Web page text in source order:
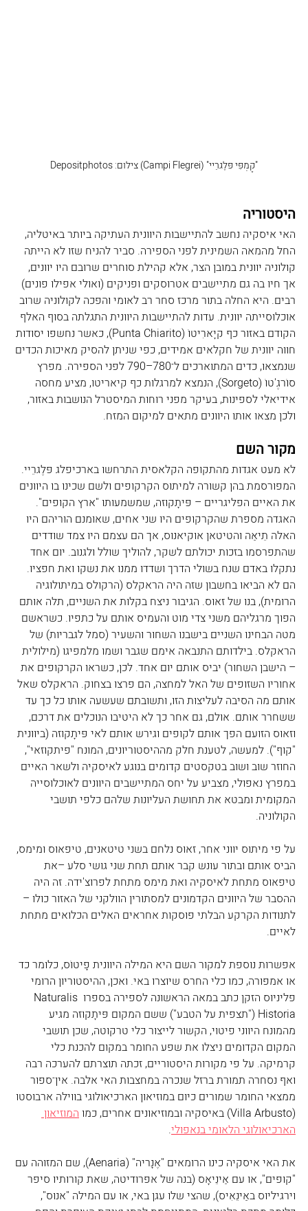
"קָמְפִּי פּלֶגרֵיי" (Campi Flegrei) צילום: Depositphotos
היסטוריה
האי איסקיה נחשב להתיישבות היוונית העתיקה ביותר באיטליה,
החל מהמאה השמינית לפני הספירה. סביר להניח שזו לא הייתה
קולוניה יוונית במובן הצר, אלא קהילת סוחרים שרובם היו יוונים,
אך חיו בה גם מתיישבים אטרוסקים ופניקים (ואולי אפילו פונים)
רבים. היא החלה בתור מרכז סחר רב לאומי והפכה לקולוניה שרוב
אוכלוסייתה יוונית. עדות להתיישבות היוונית התגלתה בסוף האלף
הקודם באזור כף קיָארִיטוֹ (Punta Chiarito), כאשר נחשפו יסודות
חווה יוונית של חקלאים אמידים, כפי שניתן להסיק מאיכות הכדים
שנמצאו, כדים המתוארכים ל־780–790 לפני הספירה. מפרץ
סוֹרגֶ'טוֹ (Sorgeto), הנמצא למרגלות כף קיאריטו, מציע מחסה
אידיאלי לספינות, בעיקר מפני רוחות המיסטרל הנושבות באזור,
ולכן מצאו אותו היוונים מתאים למיקום המזח.
מקור השם
לא מעט אגדות מהתקופה הקלאסית התרחשו בארכיפלג פּלֶגרֵיי.
המפורסמת בהן קשורה למיתוס הקרקופים ולשם שכינו בו היוונים
את האיים הפליגריים – פּיתָקוּזה, שמשמעותו "ארץ הקופים".
האגדה מספרת שהקרקופים היו שני אחים, שאומנם הוריהם היו
האלה תֵיאַה והטיטאן אוקיאנוס, אך הם עצמם היו צמד שודדים
שהתפרסמו בזכות יכולתם לשקר, להוליך שולל ולגנוב. יום אחד
נתקלו באדם שנח בשולי הדרך ושדדו ממנו את נשקו ואת חפציו.
הם לא הביאו בחשבון שזה היה הראקלס (הרקולס במיתולוגיה
הרומית), בנו של זאוס. הגיבור ניצח בקלות את השניים, תלה אותם
הפוך מרגליהם משני צדי מוט והעמיס אותם על כתפיו. כשראשם
מטה הבחינו השניים בישבנו השחור והשעיר (סמל לגבריות) של
הראקלס. בילדותם התנבאה אימם שגבר ושמו מלמפיגו (מילולית
– הישבן השחור) יביס אותם יום אחד. לכן, כשראו הקרקופים את
אחוריו השזופים של האל למחצה, הם פרצו בצחוק. הראקלס שאל
אותם מה הסיבה לעליצות הזו, ותשובתם שעשעה אותו כל כך עד
ששחרר אותם. אולם, גם אחר כך לא היטיבו הנוכלים את דרכם,
וזאוס הזועם הפך אותם לקופים וגירש אותם לאי פּיתָקוּזה (ביוונית
"קוף"). למעשה, לטענת חלק מההיסטוריונים, המונח "פיתקוזאי",
החוזר שוב ושוב בטקסטים קדומים בנוגע לאיסקיה ולשאר האיים
במפרץ נאפולי, מצביע על יחס המתיישבים היוונים לאוכלוסייה
המקומית ומבטא את תחושת העליונות שלהם כלפי תושבי
הקולוניה.
על פי מיתוס יווני אחר, זאוס נלחם בשני טיטאנים, טיפאוס ומימס,
הביס אותם ובתור עונש קבר אותם תחת שני גושי סלע –את
טיפאוס מתחת לאיסקיה ואת מימס מתחת לפרוצ'ידה. זה היה
ההסבר של היוונים הקדמונים למסתורין הוולקני של האזור כולו –
לתנודות הקרקע הבלתי פוסקות אחראים האלים הכלואים מתחת
לאיים.
אפשרות נוספת למקור השם היא המילה היוונית פָיטוֹס, כלומר כד
או אמפורה, כמו כלי החרס שיוצרו באי. ואכן, ההיסטוריון הרומי
פליניוס הזקן כתב במאה הראשונה לספירה בספרו Naturalis
Historia ("תצפית על הטבע") ששם המקום פּיתָקוּזה מגיע
מהמונח היווני פיטוי, הקשור לייצור כלי טרקוטה, שכן תושבי
המקום הקדומים ניצלו את שפע החומר במקום להכנת כלי
קרמיקה. על פי מקורות היסטוריים, זכתה תוצרתם להערכה רבה
ואף נסחרה תמורת ברזל שנכרה במחצבות האי אלבה. אין־ספור
ממצאי החומר שמורים כיום במוזיאון הארכיאולוגי בווילה ארבוסטו
(Villa Arbusto) באיסקיה ובמוזיאונים אחרים, כמו
המוזיאון
הארכיאולוגי הלאומי בנאפולי.
את האי איסקיה כינו הרומאים "אֶנָריה" (Aenaria), שם המזוהה עם
"קופים", או עם אַינֵיאָס (בנה של אפרודיטה, שאת קורותיו סיפר
וירגיליוס באַינֵאִיס), שהצי שלו עגן באי, או עם המילה "אנוס",